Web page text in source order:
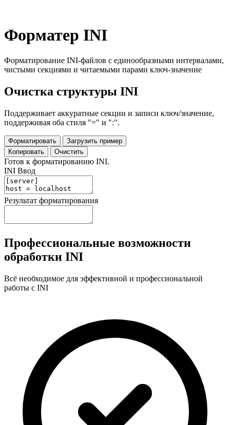
Форматер INI
Форматирование INI-файлов с единообразными интервалами,
чистыми секциями и читаемыми парами ключ-значение
Очистка структуры INI
Поддерживает аккуратные секции и записи ключ/значение,
поддерживая оба стиля "=" и ":".
Форматировать
Загрузить пример
Копировать
Очистить
Готов к форматированию INI.
INI Ввод
Результат форматирования
Профессиональные возможности
обработки INI
Всё необходимое для эффективной и профессиональной
работы с INI